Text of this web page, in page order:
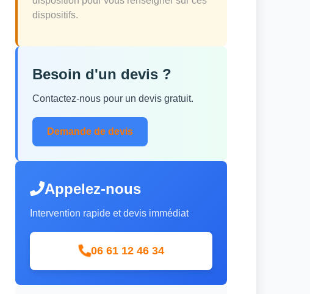
dispositifs.
Besoin d'un devis ?
Contactez-nous pour un devis gratuit.
Demande de devis
Appelez-nous
Intervention rapide et devis immédiat
06 61 12 46 34